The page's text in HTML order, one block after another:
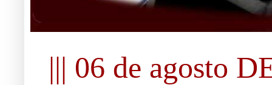
||| 06 de agosto